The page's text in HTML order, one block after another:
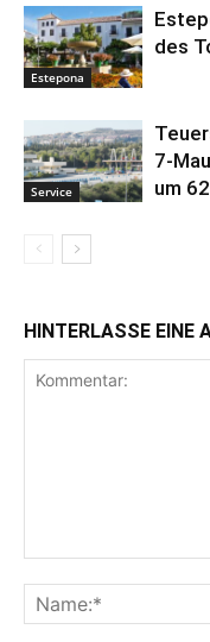
Estepona
des
Service
7-
um
HINTERLASSE EINE